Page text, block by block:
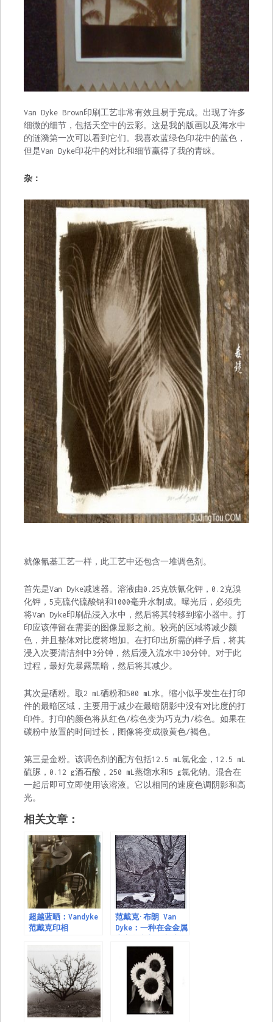
Van Dyke Brown印刷工艺非常有效且易于完成。出现了许多
细微的细节，包括天空中的云彩。这是我的版画以及海水中
的涟漪第一次可以看到它们。我喜欢蓝绿色印花中的蓝色，
但是Van Dyke印花中的对比和细节赢得了我的青睐。
杂：
就像氰基工艺一样，此工艺中还包含一堆调色剂。
首先是Van Dyke减速器。溶液由0.25克铁氰化钾，0.2克溴
化钾，5克硫代硫酸钠和1000毫升水制成。曝光后，必须先
将Van Dyke印刷品浸入水中，然后将其转移到缩小器中。打
印应该停留在需要的图像显影之前。较亮的区域将减少颜
色，并且整体对比度将增加。在打印出所需的样子后，将其
浸入次要清洁剂中3分钟，然后浸入流水中30分钟。对于此
过程，最好先暴露黑暗，然后将其减少。
其次是硒粉。取2 mL硒粉和500 mL水。缩小似乎发生在打印
件的最暗区域，主要用于减少在最暗阴影中没有对比度的打
印件。打印的颜色将从红色/棕色变为巧克力/棕色。如果在
碳粉中放置的时间过长，图像将变成微黄色/褐色。
第三是金粉。该调色剂的配方包括12.5 mL氯化金，12.5 mL
硫脲，0.12 g酒石酸，250 mL蒸馏水和5 g氯化钠。混合在
一起后即可立即使用该溶液。它以相同的速度色调阴影和高
光。
相关文章：
超越蓝晒：Vandyke
范戴克印相
范戴克·布朗 Van
Dyke：一种在金金属